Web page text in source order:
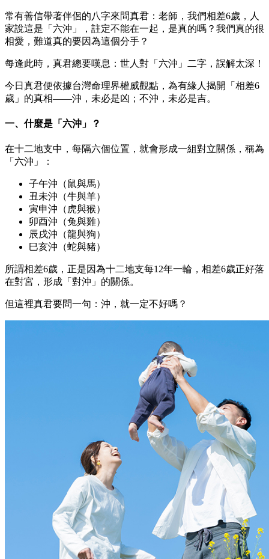
常有善信帶著伴侶的八字來問真君：老師，我們相差6歲，人
家說這是「六沖」，註定不能在一起，是真的嗎？我們真的很
相愛，難道真的要因為這個分手？
每逢此時，真君總要嘆息：世人對「六沖」二字，誤解太深！
今日真君便依據台灣命理界權威觀點，為有緣人揭開「相差6
歲」的真相——沖，未必是凶；不沖，未必是吉。
一、什麼是「六沖」？
在十二地支中，每隔六個位置，就會形成一組對立關係，稱為
「六沖」：
子午沖（鼠與馬）
丑未沖（牛與羊）
寅申沖（虎與猴）
卯酉沖（兔與雞）
辰戌沖（龍與狗）
巳亥沖（蛇與豬）
所謂相差6歲，正是因為十二地支每12年一輪，相差6歲正好落
在對宮，形成「對沖」的關係。
但這裡真君要問一句：沖，就一定不好嗎？